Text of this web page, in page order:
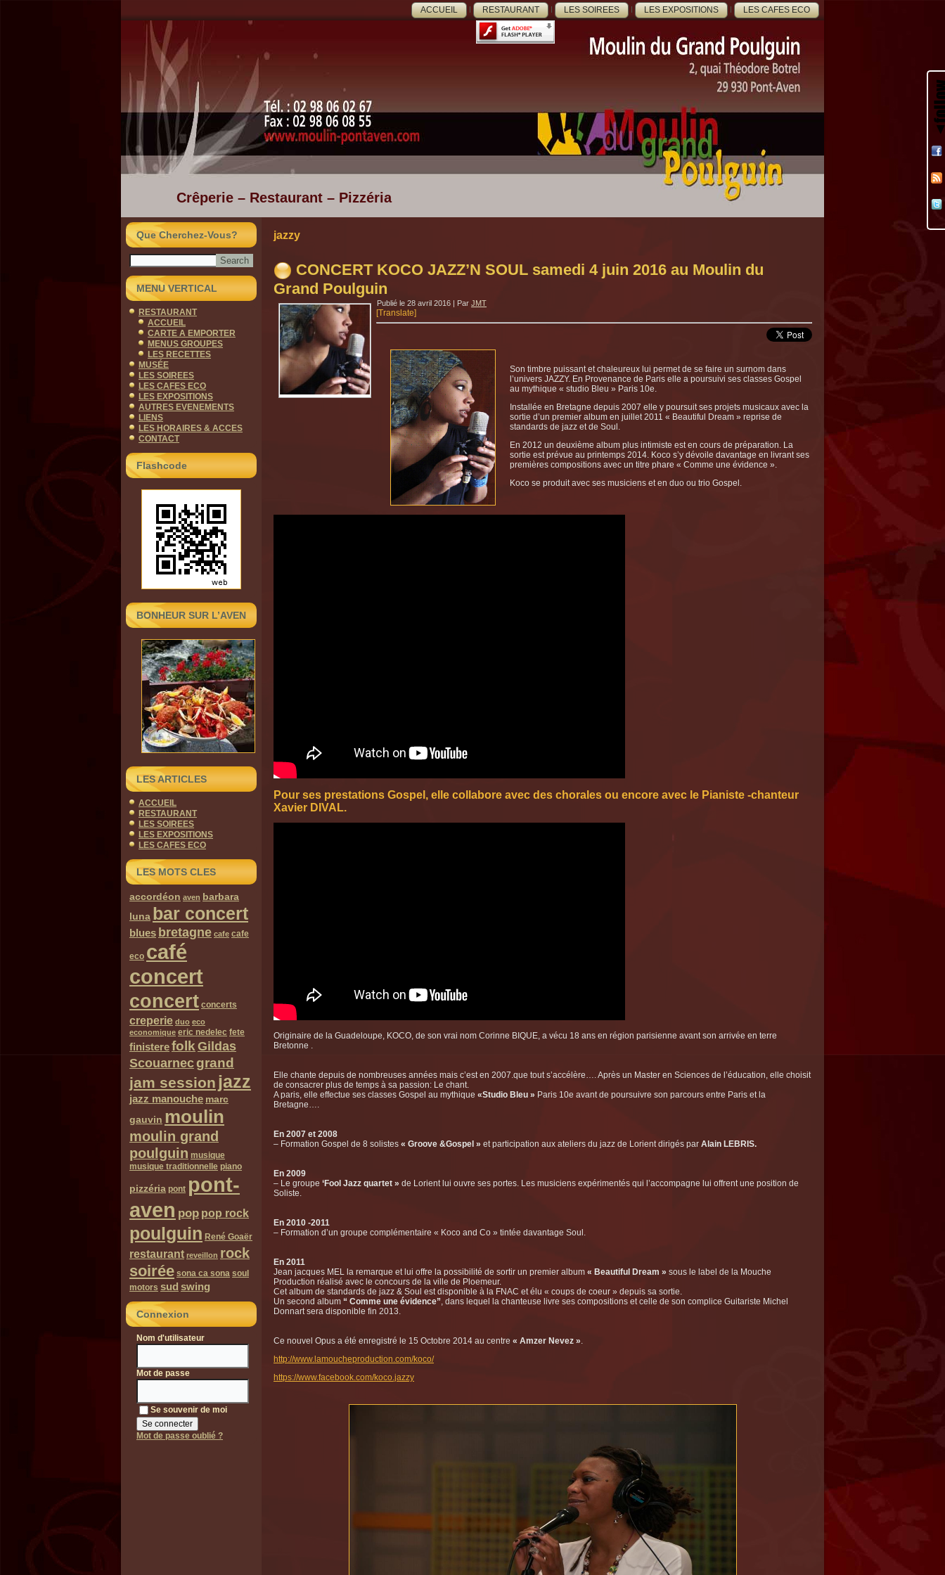
ACCUEIL RESTAURANT LES SOIREES LES EXPOSITIONS LES CAFES ECO
Crêperie – Restaurant – Pizzéria
Que Cherchez-Vous?
MENU VERTICAL
RESTAURANT
ACCUEIL
CARTE A EMPORTER
MENUS GROUPES
LES RECETTES
MUSÉE
LES SOIREES
LES CAFES ECO
LES EXPOSITIONS
AUTRES EVENEMENTS
LIENS
LES HORAIRES & ACCES
CONTACT
Flashcode
BONHEUR SUR L’AVEN
LES ARTICLES
ACCUEIL
RESTAURANT
LES SOIREES
LES EXPOSITIONS
LES CAFES ECO
LES MOTS CLES
accordéon aven barbara
luna bar concert
blues bretagne cafe cafe
eco café
concert
concert concerts
creperie duo eco
economique eric nedelec fete
finisterefolk Gildas
Scouarnecgrand
jam session jazz
jazz manouche marc
gauvin moulin
moulin grand
poulguin musique
musique traditionnelle piano
pizzéria pont pont-
aven pop pop rock
poulguin René Goaër
restaurant reveillon rock
soirée sona ca sona soul
motors sud swing
Connexion
Nom d'utilisateur
Mot de passe
Se souvenir de moi
Mot de passe oublié ?
jazzy
CONCERT KOCO JAZZ’N SOUL samedi 4 juin 2016 au Moulin du
Grand Poulguin
Publié le 28 avril 2016 | Par JMT
[Translate]
Son timbre puissant et chaleureux lui permet de se faire un surnom dans
l’univers JAZZY. En Provenance de Paris elle a poursuivi ses classes Gospel
au mythique « studio Bleu » Paris 10e.
Installée en Bretagne depuis 2007 elle y poursuit ses projets musicaux avec la
sortie d’un premier album en juillet 2011 « Beautiful Dream » reprise de
standards de jazz et de Soul.
En 2012 un deuxième album plus intimiste est en cours de préparation. La
sortie est prévue au printemps 2014. Koco s’y dévoile davantage en livrant ses
premières compositions avec un titre phare « Comme une évidence ».
Koco se produit avec ses musiciens et en duo ou trio Gospel.
Pour ses prestations Gospel, elle collabore avec des chorales ou encore avec le Pianiste -chanteur
Xavier DIVAL.
Originaire de la Guadeloupe, KOCO, de son vrai nom Corinne BIQUE, a vécu 18 ans en région parisienne avant son arrivée en terre
Bretonne .
Elle chante depuis de nombreuses années mais c’est en 2007.que tout s’accélère…. Après un Master en Sciences de l’éducation, elle choisit
de consacrer plus de temps à sa passion: Le chant.
A paris, elle effectue ses classes Gospel au mythique «Studio Bleu » Paris 10e avant de poursuivre son parcours entre Paris et la
Bretagne….
En 2007 et 2008
– Formation Gospel de 8 solistes « Groove &Gospel » et participation aux ateliers du jazz de Lorient dirigés par Alain LEBRIS.
En 2009
– Le groupe ‘Fool Jazz quartet » de Lorient lui ouvre ses portes. Les musiciens expérimentés qui l’accompagne lui offrent une position de
Soliste.
En 2010 -2011
– Formation d’un groupe complémentaire « Koco and Co » tintée davantage Soul.
En 2011
Jean jacques MEL la remarque et lui offre la possibilité de sortir un premier album « Beautiful Dream » sous le label de la Mouche
Production réalisé avec le concours de la ville de Ploemeur.
Cet album de standards de jazz & Soul est disponible à la FNAC et élu « coups de coeur » depuis sa sortie.
Un second album “ Comme une évidence”, dans lequel la chanteuse livre ses compositions et celle de son complice Guitariste Michel
Donnart sera disponible fin 2013.
Ce nouvel Opus a été enregistré le 15 Octobre 2014 au centre « Amzer Nevez ».
http://www.lamoucheproduction.com/koco/
https://www.facebook.com/koco.jazzy